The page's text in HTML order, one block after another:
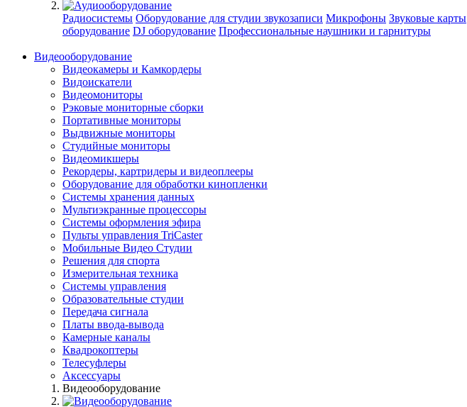
Радиосистемы Оборудование для студии звукозаписи Микрофоны Звуковые карты
оборудование DJ оборудование Профессиональные наушники и гарнитуры
Видеооборудование
Видеокамеры и Камкордеры
Видоискатели
Видеомониторы
Рэковые мониторные сборки
Портативные мониторы
Выдвижные мониторы
Студийные мониторы
Видеомикшеры
Рекордеры, картридеры и видеоплееры
Оборудование для обработки кинопленки
Системы хранения данных
Мультиэкранные процессоры
Системы оформления эфира
Пульты управления TriCaster
Мобильные Видео Студии
Решения для спорта
Измерительная техника
Системы управления
Образовательные студии
Передача сигнала
Платы ввода-вывода
Камерные каналы
Квадрокоптеры
Телесуфлеры
Аксессуары
Видеооборудование